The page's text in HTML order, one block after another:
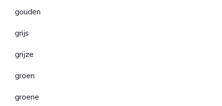
gouden
grijs
grijze
groen
groene